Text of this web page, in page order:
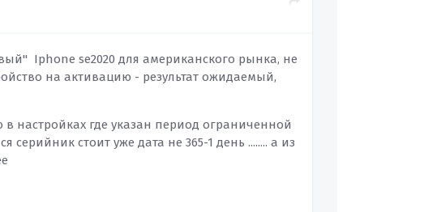
Iphone se2020 для американского рынка, не
на активацию - результат ожидаемый,
настройках где указан период ограниченной
стоит уже дата не 365-1 день ........ а из